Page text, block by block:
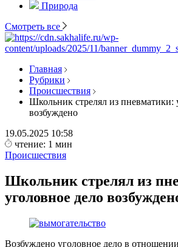
Природа
Смотреть все
Главная
Рубрики
Происшествия
Школьник стрелял из пневматики:
возбуждено
19.05.2025 10:58
чтение: 1 мин
Происшествия
Школьник стрелял из
уголовное дело
Возбуждено уголовное дело в отношении